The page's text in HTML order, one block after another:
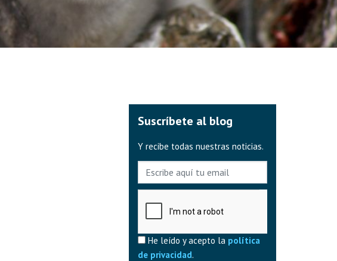
Suscríbete al blog
Y recibe todas nuestras noticias.
E-mail
He leído y acepto la política
de privacidad.